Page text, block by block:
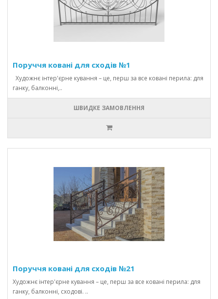
Поруччя ковані для сходів №1
Художнє інтер'єрне кування – це, перш за все ковані перила: для
ганку, балконні,..
ШВИДКЕ ЗАМОВЛЕННЯ
Поруччя ковані для сходів №21
Художнє інтер'єрне кування – це, перш за все ковані перила: для
ганку, балконні, сходові. ..